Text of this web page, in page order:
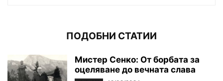
ПОДОБНИ СТАТИИ
Мистер Сенко: От борбата за
оцеляване до вечната слава